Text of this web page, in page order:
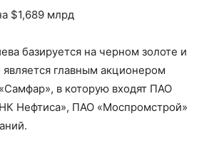
$1,689 млрд
базируется на черном золоте и
главным акционером
в которую входят ПАО
Нефтиса», ПАО «Моспромстрой»